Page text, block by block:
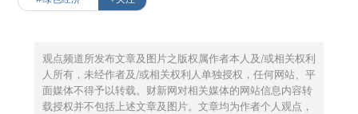
观点频道所发布文章及图片之版权属作者本人及/或相关权利
人所有，未经作者及/或相关权利人单独授权，任何网站、平
面媒体不得予以转载。财新网对相关媒体的网站信息内容转
载授权并不包括上述文章及图片。文章均为作者个人观点，